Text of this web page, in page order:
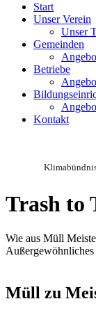
Start
Unser Verein
Unser
Gemeinden
Betriebe
Kontakt
Trash to
Wie aus Müll
Müll zu